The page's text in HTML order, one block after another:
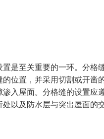
是至关重要的一环。分
位置，并采用切割或开
入屋面。分格缝的设置
以及防水层与突出屋面的